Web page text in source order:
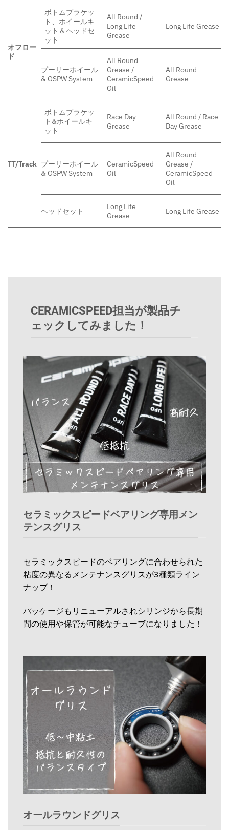
オフロー
ド
ボトムブラケッ
ト、ホイールキ
ット＆ヘッドセ
ット
All Round /
Long Life
Grease
Long Life Grease
プーリーホイール
& OSPW System
All Round
Grease /
CeramicSpeed
Oil
All Round
Grease
TT/Track
ボトムブラケッ
ト&ホイールキ
ット
Race Day
Grease
All Round / Race
Day Grease
プーリーホイール
& OSPW System
CeramicSpeed
Oil
All Round
Grease /
CeramicSpeed
Oil
ヘッドセット
Long Life
Grease
Long Life Grease
CERAMICSPEED担当が製品チ
ェックしてみました！
セラミックスピードベアリング専用メン
テンスグリス
セラミックスピードのベアリングに合わせられた
粘度の異なるメンテナンスグリスが3種類ライン
ナップ！
パッケージもリニューアルされシリンジから長期
間の使用や保管が可能なチューブになりました！
オールラウンドグリス